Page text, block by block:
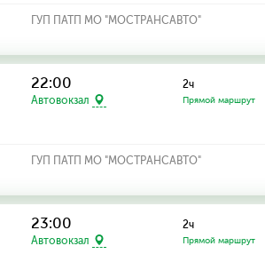
ГУП ПАТП МО "МОСТРАНСАВТО"
22:00
Автовокзал
2ч
Прямой маршрут
ГУП ПАТП МО "МОСТРАНСАВТО"
23:00
Автовокзал
2ч
Прямой маршрут